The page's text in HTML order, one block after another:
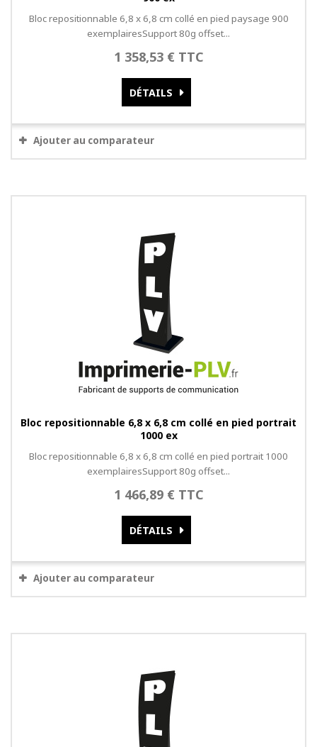
Bloc repositionnable 6,8 x 6,8 cm collé en pied paysage 900
exemplairesSupport 80g offset...
1 358,53 € TTC
DÉTAILS
Ajouter au comparateur
Bloc repositionnable 6,8 x 6,8 cm collé en pied portrait
1000 ex
Bloc repositionnable 6,8 x 6,8 cm collé en pied portrait 1000
exemplairesSupport 80g offset...
1 466,89 € TTC
DÉTAILS
Ajouter au comparateur